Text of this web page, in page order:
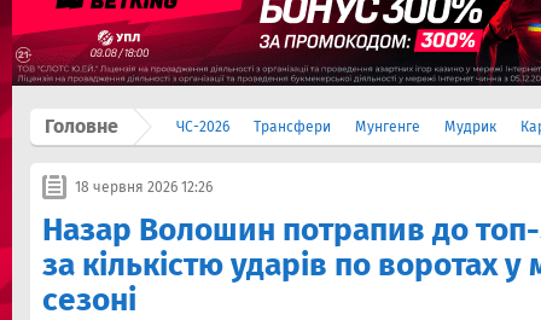
Головне ЧС-2026 Трансфери Мунгенге Мудрик
18 червня 2026 12:26
Назар Волошин потрапив до
за кількістю ударів по воротах
сезоні